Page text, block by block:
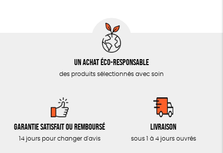
CUISINE / NUTRITION
ACCESSOIRES
Un achat éco-responsable
des produits sélectionnés avec soin
Garantie satisfait ou remboursé
14 jours pour changer d'avis
Livraison
sous 1 à 4 jours ouvrés